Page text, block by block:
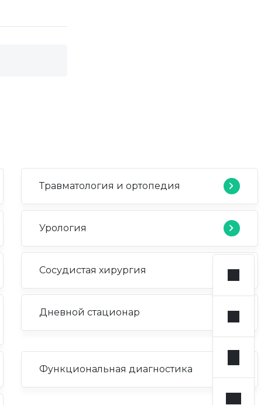
Травматология и ортопедия
Урология
Сосудистая хирургия
Дневной стационар
Функциональная диагностика